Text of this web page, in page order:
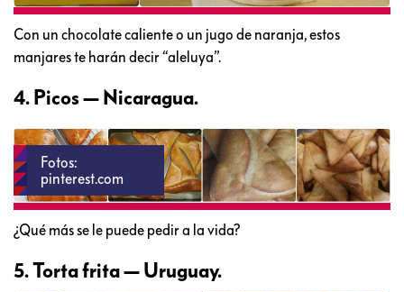
Con un chocolate caliente o un jugo de naranja, estos
manjares te harán decir “aleluya”.
4. Picos — Nicaragua.
Fotos:
pinterest.com
¿Qué más se le puede pedir a la vida?
5. Torta frita — Uruguay.